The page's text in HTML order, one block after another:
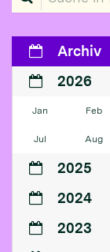
Archiv
2026
Jan Feb
Jul Aug
2025
2024
2023